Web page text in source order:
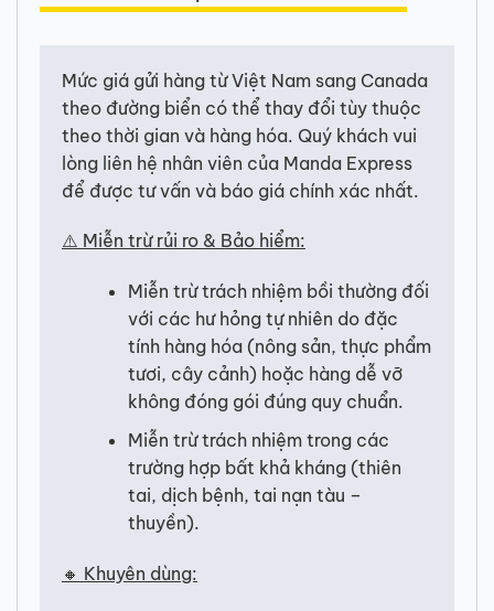
Mức giá gửi hàng từ Việt Nam sang Canada
theo đường biển có thể thay đổi tùy thuộc
theo thời gian và hàng hóa. Quý khách vui
lòng liên hệ nhân viên của Manda Express
để được tư vấn và báo giá chính xác nhất.
⚠️ Miễn trừ rủi ro & Bảo hiểm:
Miễn trừ trách nhiệm bồi thường đối
với các hư hỏng tự nhiên do đặc
tính hàng hóa (nông sản, thực phẩm
tươi, cây cảnh) hoặc hàng dễ vỡ
không đóng gói đúng quy chuẩn.
Miễn trừ trách nhiệm trong các
trường hợp bất khả kháng (thiên
tai, dịch bệnh, tai nạn tàu –
thuyền).
🔸 Khuyên dùng: